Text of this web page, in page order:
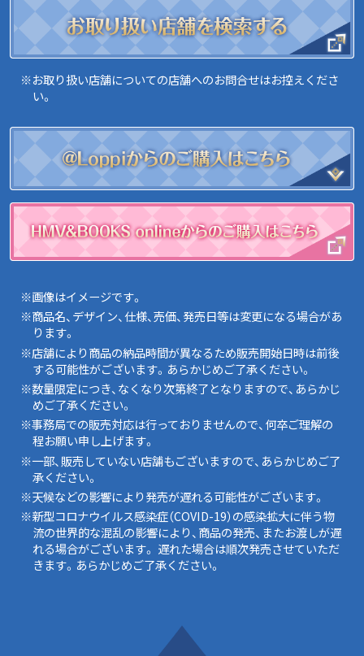
※お取り扱い店舗についての店舗へのお問合せはお控えくださ
い。
※画像はイメージです。
※商品名、デザイン、仕様、売価、発売日等は変更になる場合があ
ります。
※店舗により商品の納品時間が異なるため販売開始日時は前後
する可能性がございます。あらかじめご了承ください。
※数量限定につき、なくなり次第終了となりますので、あらかじ
めご了承ください。
※事務局での販売対応は行っておりませんので、何卒ご理解の
程お願い申し上げます。
※一部、販売していない店舗もございますので、あらかじめご了
承ください。
※天候などの影響により発売が遅れる可能性がございます。
※新型コロナウイルス感染症（COVID-19）の感染拡大に伴う物
流の世界的な混乱の影響により、商品の発売、またお渡しが遅
れる場合がございます。 遅れた場合は順次発売させていただ
きます。あらかじめご了承ください。